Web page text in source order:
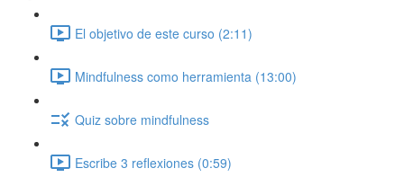
El objetivo de este curso (2:11)
Mindfulness como herramienta (13:00)
Quiz sobre mindfulness
Escribe 3 reflexiones (0:59)